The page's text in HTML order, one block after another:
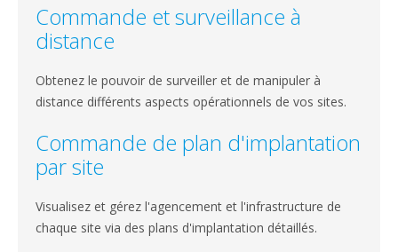
Commande et surveillance à
distance
Obtenez le pouvoir de surveiller et de manipuler à
distance différents aspects opérationnels de vos sites.
Commande de plan d'implantation
par site
Visualisez et gérez l'agencement et l'infrastructure de
chaque site via des plans d'implantation détaillés.